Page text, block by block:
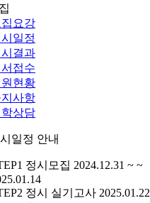
집요강
일정
결과
접수
현황
사항
상담
일정 안내
정시모집 2024.12.31 ~ ~
정시 실기고사 2025.01.22